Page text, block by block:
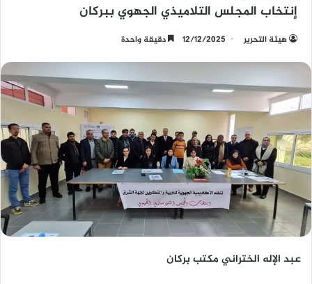
إنتخاب المجلس التلاميذي الجهوي ببركان
هيئة التحرير 12/12/2025 دقيقة واحدة
عبد الإله الختراني مكتب بركان